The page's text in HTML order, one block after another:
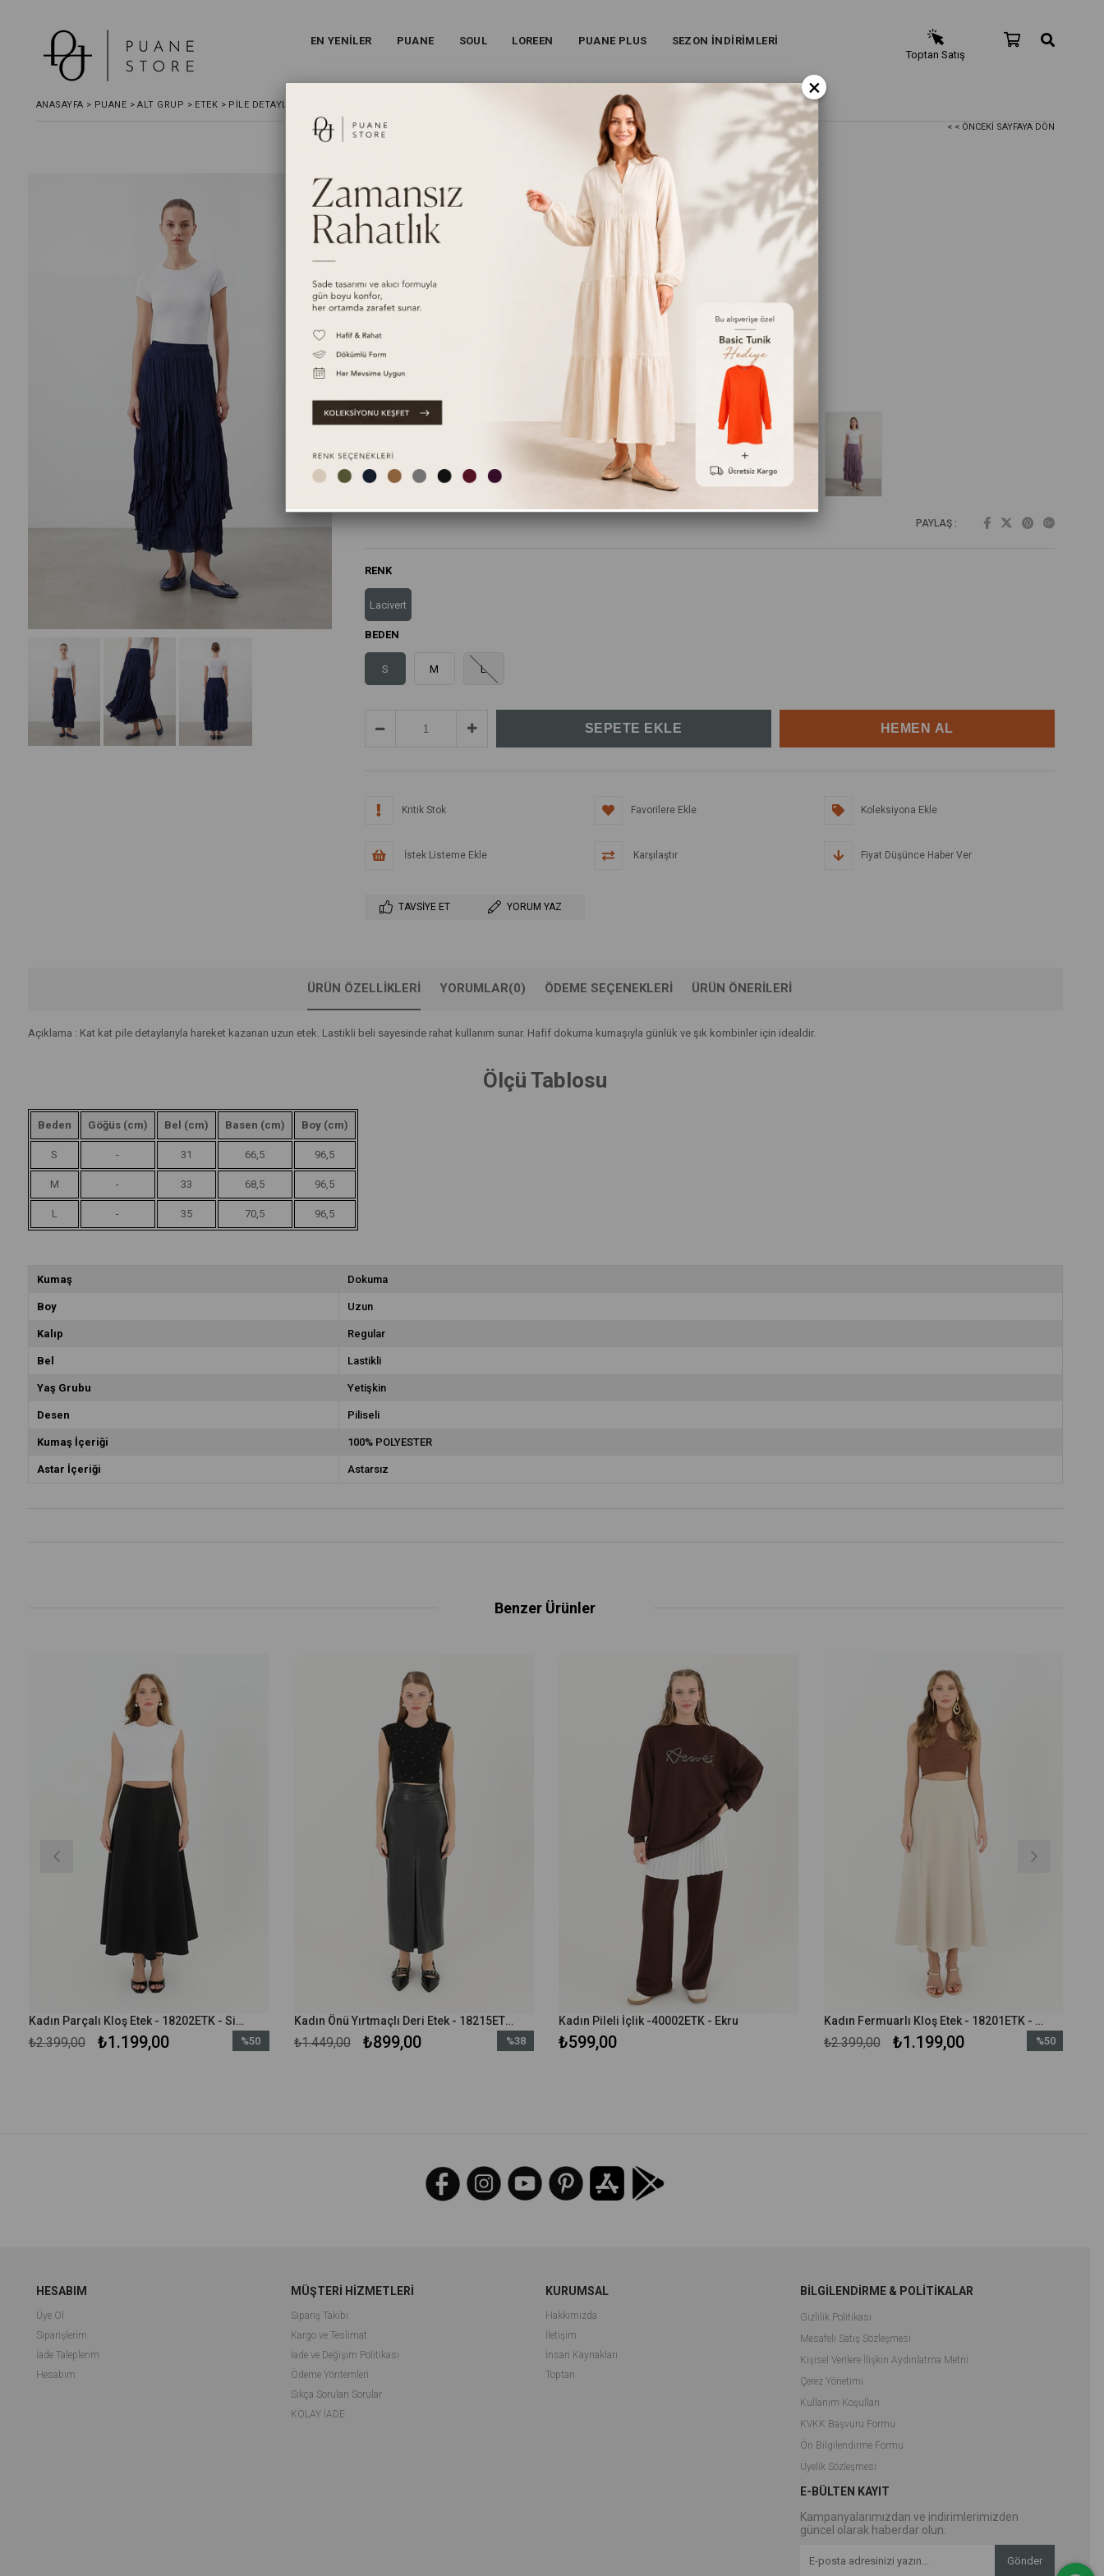
Toptan Satış
EN YENİLER PUANE SOUL LOREEN PUANE PLUS SEZON İNDİRİMLERİ
ANASAYFA > PUANE > ALT GRUP > ETEK > PILE DETAYLI UZUN ETEK - LACIVERT
< < ÖNCEKI SAYFAYA DÖN
Pile Detaylı Uzun Etek - Lacivert
₺3.849,00
₺1.899,00
Bu ürünün yanında bunları da tavsiye ediyoruz.
PAYLAŞ :
RENK
Lacivert
BEDEN
S M L
Kritik Stok Favorilere Ekle Koleksiyona Ekle
İstek Listeme Ekle Karşılaştır Fiyat Düşünce Haber Ver
TAVSIYE ET YORUM YAZ
ÜRÜN ÖZELLIKLERI YORUMLAR(0) ÖDEME SEÇENEKLERI ÜRÜN ÖNERILERI
Açıklama : Kat kat pile detaylarıyla hareket kazanan uzun etek. Lastikli beli sayesinde rahat kullanım sunar. Hafif dokuma kumaşıyla günlük ve şık kombinler için idealdir.
Ölçü Tablosu
Beden Göğüs (cm) Bel (cm) Basen (cm) Boy (cm)
S - 31 66,5 96,5
M - 33 68,5 96,5
L - 35 70,5 96,5
Kumaş Dokuma
Boy Uzun
Kalıp Regular
Bel Lastikli
Yaş Grubu Yetişkin
Desen Piliseli
Kumaş İçeriği 100% POLYESTER
Astar İçeriği Astarsız
Benzer Ürünler
Kadın Parçalı Kloş Etek - 18202ETK - Siyah
₺1.199,00
₺2.399,00
%50
Kadın Önü Yırtmaçlı Deri Etek - 18215ETK - Siyah
₺899,00
₺1.449,00
%38
Kadın Pileli İçlik -40002ETK - Ekru
₺599,00
Kadın Fermuarlı Kloş Etek - 18201ETK - Bej
₺1.199,00
₺2.399,00
%50
HESABIM
Üye Ol
Siparişlerim
İade Taleplerim
Hesabım
MÜŞTERİ HİZMETLERİ
Sipariş Takibi
Kargo ve Teslimat
İade ve Değişim Politikası
Ödeme Yöntemleri
Sıkça Sorulan Sorular
KOLAY İADE
KURUMSAL
Hakkımızda
İletişim
İnsan Kaynakları
Toptan
BİLGİLENDİRME & POLİTİKALAR
Gizlilik Politikası
Mesafeli Satış Sözleşmesi
Kişisel Verilere İlişkin Aydınlatma Metni
Çerez Yönetimi
Kullanım Koşulları
KVKK Başvuru Formu
Ön Bilgilendirme Formu
Üyelik Sözleşmesi
E-BÜLTEN KAYIT
Kampanyalarımızdan ve indirimlerimizden
güncel olarak haberdar olun.
Gönder
×